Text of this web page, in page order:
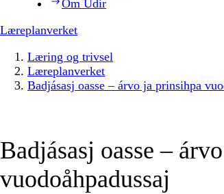
Om Udir
Læreplanverket
Læring og trivsel
Læreplanverket
Badjásasj oasse – árvo ja prinsihpa
Badjásasj oasse –
vuodoåhpadussaj